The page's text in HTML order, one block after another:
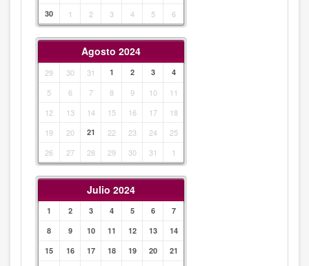
30
1 2 3 4 5 6
Agosto 2024
29 30 31 1 2 3 4
5 6 7 8 9 10
11
12
13 14 15 16 17
18
19
20 21 22 23 24
25
26
27 28 29 30 31 1
Julio 2024
1 2 3 4 5 6
7
8
9 10 11 12 13
14
15
16 17 18 19 20
21